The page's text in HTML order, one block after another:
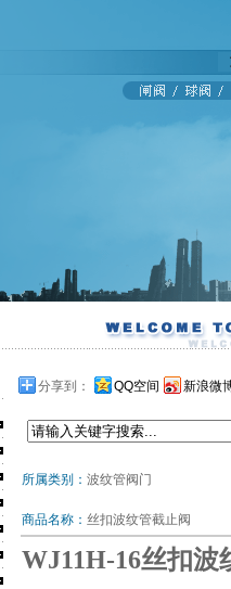
分享到： QQ空间 新浪微
所属类别： 波纹管阀门
商品名称： 丝扣波纹管截止阀
WJ11H-16丝扣波